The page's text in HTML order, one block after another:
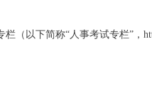
以下简称“人事考试专栏”，